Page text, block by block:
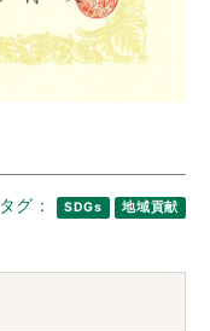
タグ： SDGs 地域貢献